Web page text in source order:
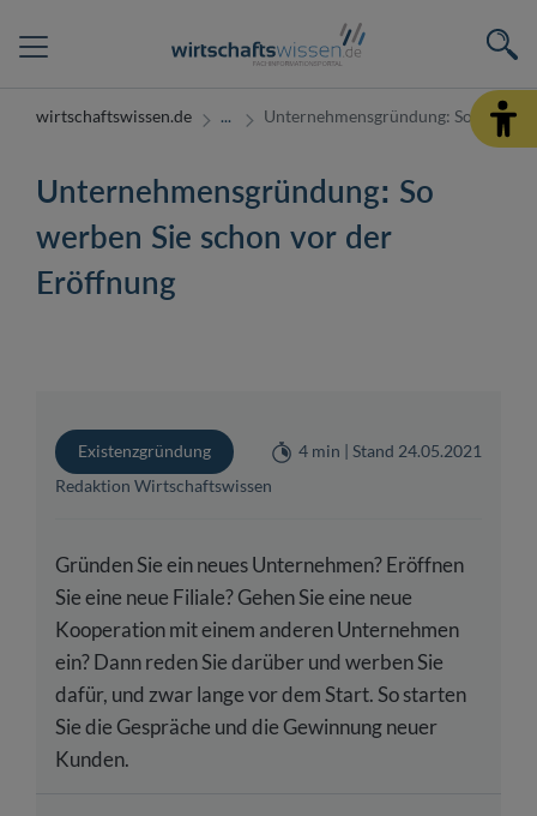
wirtschaftswissen.de Unternehmensgründung: So
Unternehmensgründung: So
werben Sie schon vor der
Eröffnung
Existenzgründung
4 min | Stand 24.05.2021
Redaktion Wirtschaftswissen
Gründen Sie ein neues Unternehmen? Eröffnen
Sie eine neue Filiale? Gehen Sie eine neue
Kooperation mit einem anderen Unternehmen
ein? Dann reden Sie darüber und werben Sie
dafür, und zwar lange vor dem Start. So starten
Sie die Gespräche und die Gewinnung neuer
Kunden.